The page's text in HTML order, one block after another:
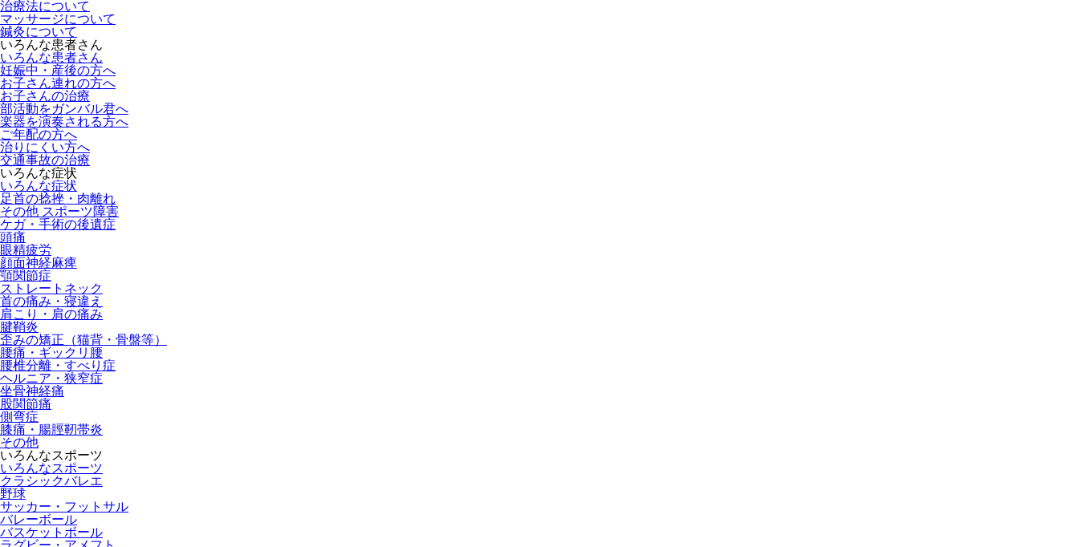
治療法について
マッサージについて
鍼灸について
いろんな患者さん
いろんな患者さん
妊娠中・産後の方へ
お子さん連れの方へ
お子さんの治療
部活動をガンバル君へ
楽器を演奏される方へ
ご年配の方へ
治りにくい方へ
交通事故の治療
いろんな症状
いろんな症状
足首の捻挫・肉離れ
その他 スポーツ障害
ケガ・手術の後遺症
頭痛
眼精疲労
顔面神経麻痺
顎関節症
ストレートネック
首の痛み・寝違え
肩こり・肩の痛み
腱鞘炎
歪みの矯正（猫背・骨盤等）
腰痛・ギックリ腰
腰椎分離・すべり症
ヘルニア・狭窄症
坐骨神経痛
股関節痛
側弯症
膝痛・腸脛靭帯炎
その他
いろんなスポーツ
いろんなスポーツ
クラシックバレエ
野球
サッカー・フットサル
バレーボール
バスケットボール